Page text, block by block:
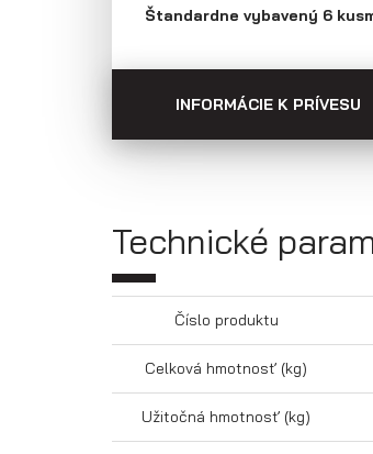
Štandardne vybavený 6
INFORMÁCIE K PRÍVESU
Technické
Číslo produktu
Celková hmotnosť (kg)
Užitočná hmotnosť (kg)